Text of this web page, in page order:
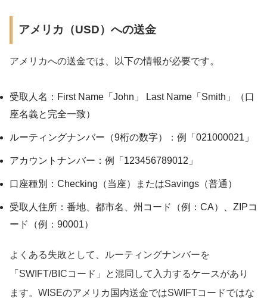
アメリカ（USD）への送金
アメリカへの送金では、以下の情報が必要です。
受取人名：First Name「John」 Last Name「Smith」（口
座名義と完全一致）
ルーティングナンバー（9桁の数字）：例「021000021」
アカウントナンバー：例「123456789012」
口座種別：Checking（当座）またはSavings（普通）
受取人住所：番地、都市名、州コード（例：CA）、ZIPコ
ード（例：90001）
よくある失敗として、ルーティングナンバーを
「SWIFT/BICコード」と混同して入力するケースがあり
ます。WISEのアメリカ国内送金ではSWIFTコードではな